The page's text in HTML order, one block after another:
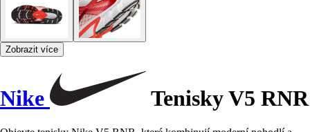
Zobrazit více
Nike Tenisky V5 RNR